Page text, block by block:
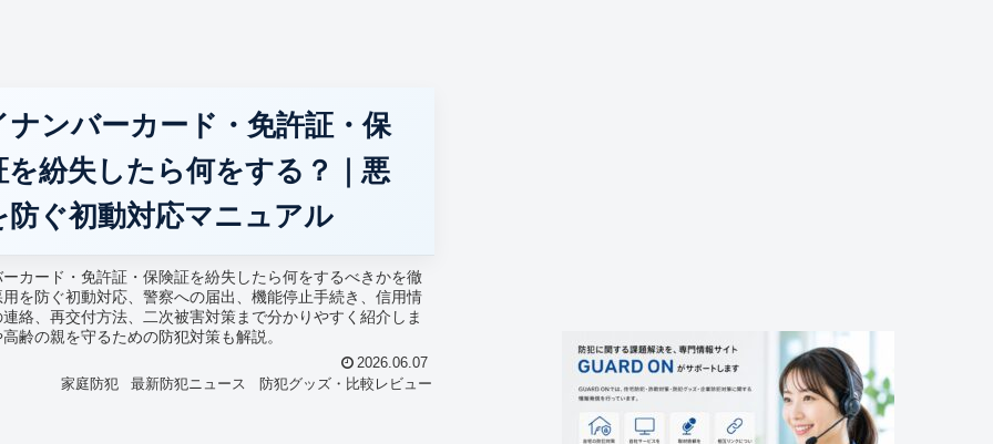
ナンバーカード・免許証・保
を紛失したら何をする？｜悪
防ぐ初動対応マニュアル
カード・免許証・保険証を紛失したら何をするべきかを徹
を防ぐ初動対応、警察への届出、機能停止手続き、信用情
絡、再交付方法、二次被害対策まで分かりやすく紹介しま
齢の親を守るための防犯対策も解説。
2026.06.07
家庭防犯
最新防犯ニュース 防犯グッズ・比較レビュー